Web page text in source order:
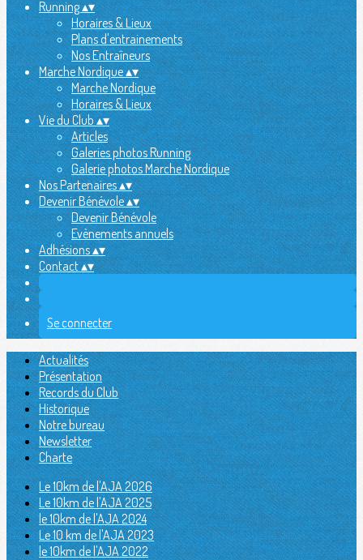
Running▴▾
Horaires & Lieux
Plans d'entrainements
Nos Entraîneurs
Marche Nordique▴▾
Marche Nordique
Horaires & Lieux
Vie du Club▴▾
Articles
Galeries photos Running
Galerie photos Marche Nordique
Nos Partenaires▴▾
Devenir Bénévole▴▾
Devenir Bénévole
Evènements annuels
Adhésions▴▾
Contact▴▾
Se connecter
Actualités
Présentation
Records du Club
Historique
Notre bureau
Newsletter
Charte
Le 10km de l'AJA 2026
Le 10km de l'AJA 2025
le 10km de l'AJA 2024
Le 10 km de l'AJA 2023
le 10km de l'AJA 2022